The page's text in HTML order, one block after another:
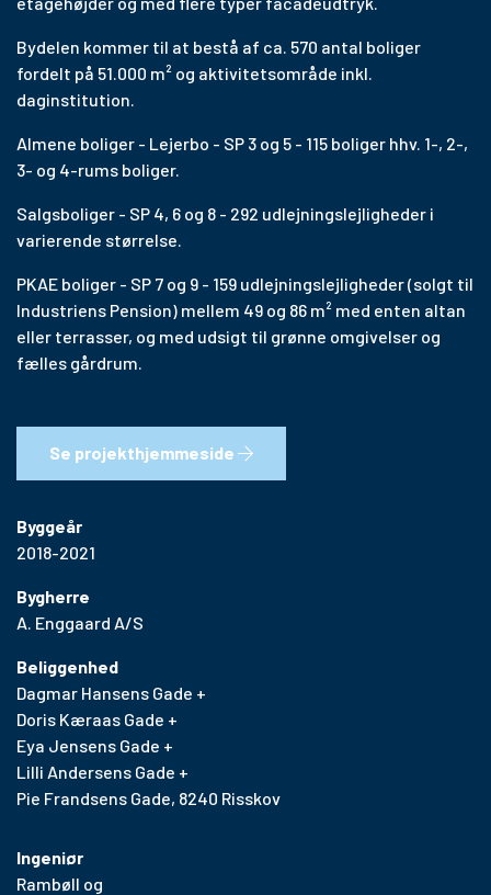
Bydelen kommer til at bestå af ca. 570 antal boliger
fordelt på 51.000 m² og aktivitetsområde inkl.
daginstitution.
Almene boliger - Lejerbo - SP 3 og 5 - 115 boliger hhv. 1-, 2-,
3- og 4-rums boliger.
Salgsboliger - SP 4, 6 og 8 - 292 udlejningslejligheder i
varierende størrelse.
PKAE boliger - SP 7 og 9 - 159 udlejningslejligheder (solgt til
Industriens Pension) mellem 49 og 86 m² med enten altan
eller terrasser, og med udsigt til grønne omgivelser og
fælles gårdrum.
Se projekthjemmeside
Byggeår
2018-2021
Bygherre
A. Enggaard A/S
Beliggenhed
Dagmar Hansens Gade +
Doris Kæraas Gade +
Eya Jensens Gade +
Lilli Andersens Gade +
Pie Frandsens Gade, 8240 Risskov
Ingeniør
Rambøll og